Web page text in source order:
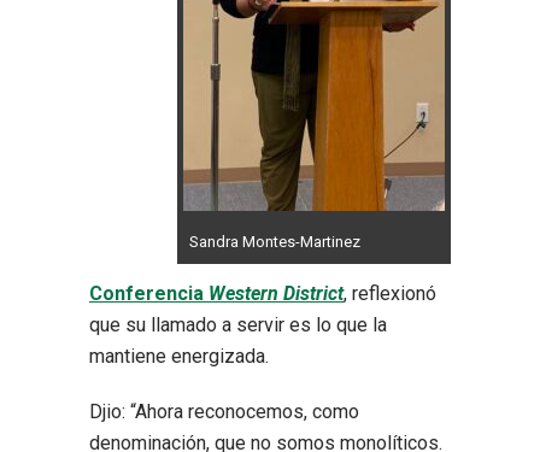
Sandra Montes-Martinez
Conferencia Western District, reflexionó
que su llamado a servir es lo que la
mantiene energizada.
Djio: “Ahora reconocemos, como
denominación, que no somos monolíticos.